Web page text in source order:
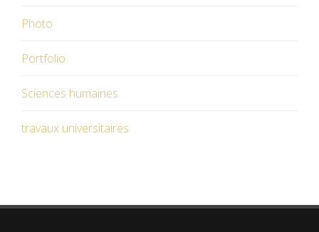
Photo
Portfolio
Sciences humaines
travaux universitaires